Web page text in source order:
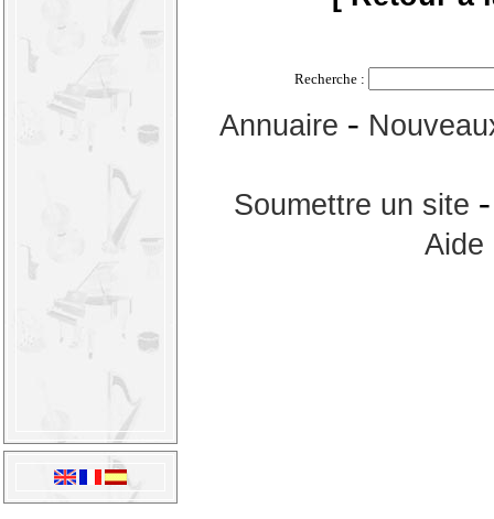
Recherche :
Annuaire -
Soumettre un site
Aide